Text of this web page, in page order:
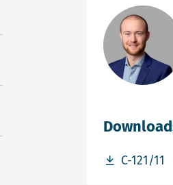
C-121/11
Download